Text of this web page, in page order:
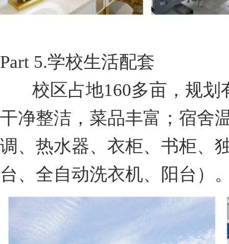
Part 5.学校生活配套
校区占地160多亩，规划
干净整洁，菜品丰富；宿舍
调、热水器、衣柜、书柜、
台、全自动洗衣机、阳台）